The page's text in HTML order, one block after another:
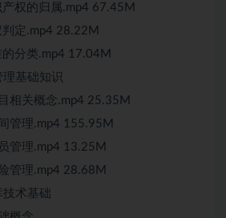
权的归属.mp4 67.45M
定.mp4 28.22M
分类.mp4 17.04M
基础知识
相关概念.mp4 25.35M
管理.mp4 155.95M
管理.mp4 13.25M
管理.mp4 28.68M
术基础